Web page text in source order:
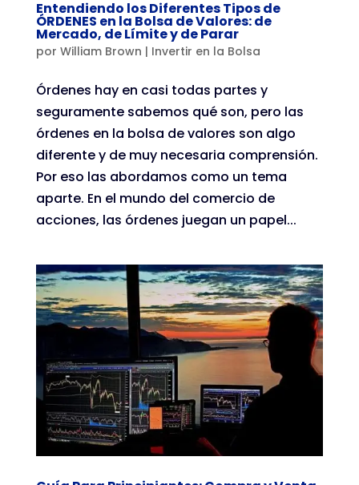
Entendiendo los Diferentes Tipos de
ÓRDENES en la Bolsa de Valores: de
Mercado, de Límite y de Parar
por William Brown | Invertir en la Bolsa
Órdenes hay en casi todas partes y
seguramente sabemos qué son, pero las
órdenes en la bolsa de valores son algo
diferente y de muy necesaria comprensión.
Por eso las abordamos como un tema
aparte. En el mundo del comercio de
acciones, las órdenes juegan un papel...